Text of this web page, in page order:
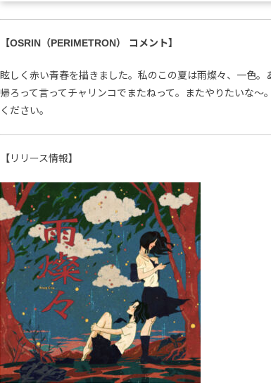
【OSRIN（PERIMETRON） コメント】
眩しく赤い青春を描きました。私のこの夏は雨燦々、一色。
帰ろって言ってチャリンコでまたねって。またやりたいな〜
ください。
【リリース情報】